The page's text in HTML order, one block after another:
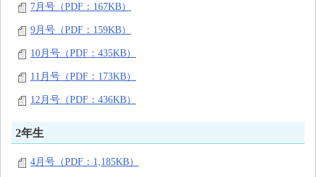
7月号（PDF：167KB）
9月号（PDF：159KB）
10月号（PDF：435KB）
11月号（PDF：173KB）
12月号（PDF：436KB）
2年生
4月号（PDF：1,185KB）